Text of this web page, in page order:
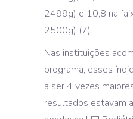
2499g) e 10,8 na
2500g) (7).
Nas instituições
programa, esses
a ser 4 vezes
resultados estavam